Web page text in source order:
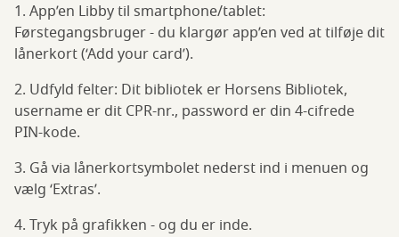
1. App’en Libby til smartphone/tablet:
Førstegangsbruger - du klargør app’en ved at tilføje dit
lånerkort (‘Add your card’).
2. Udfyld felter: Dit bibliotek er Horsens Bibliotek,
username er dit CPR-nr., password er din 4-cifrede
PIN-kode.
3. Gå via lånerkortsymbolet nederst ind i menuen og
vælg ‘Extras’.
4. Tryk på grafikken - og du er inde.